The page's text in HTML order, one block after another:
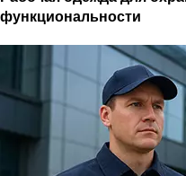
функциональности